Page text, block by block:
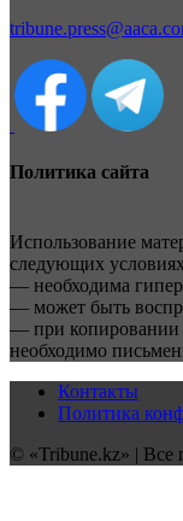
Политика сайта
Использование
следующих
— необходима
— может быть
— при копировании
необходимо
Контакты
Политика
© «Tribune.kz» | Все